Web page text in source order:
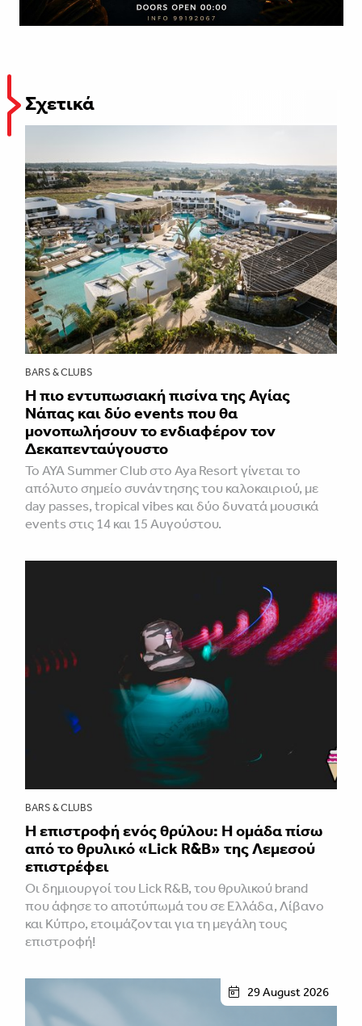
Σχετικά
BARS & CLUBS
Η πιο εντυπωσιακή πισίνα της Αγίας
Νάπας και δύο events που θα
μονοπωλήσουν το ενδιαφέρον τον
Δεκαπενταύγουστο
Το AYA Summer Club στο Aya Resort γίνεται το
απόλυτο σημείο συνάντησης του καλοκαιριού, με
day passes, tropical vibes και δύο δυνατά μουσικά
events στις 14 και 15 Αυγούστου.
BARS & CLUBS
Η επιστροφή ενός θρύλου: Η ομάδα πίσω
από το θρυλικό «Lick R&B» της Λεμεσού
επιστρέφει
Οι δημιουργοί του Lick R&B, του θρυλικού brand
που άφησε το αποτύπωμά του σε Ελλάδα, Λίβανο
και Κύπρο, ετοιμάζονται για τη μεγάλη τους
επιστροφή!
29 August 2026